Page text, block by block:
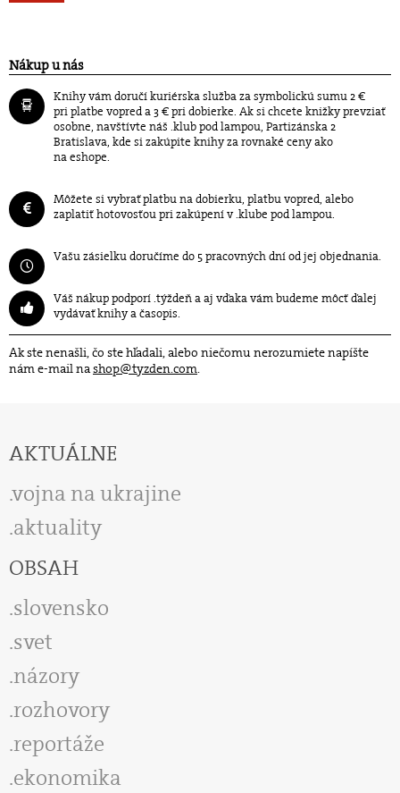
Nákup u nás
Knihy vám doručí kuriérska služba za symbolickú sumu 2 €
pri platbe vopred a 3 € pri dobierke. Ak si chcete knižky prevziať
osobne, navštívte náš .klub pod lampou, Partizánska 2
Bratislava, kde si zakúpite knihy za rovnaké ceny ako
na eshope.
Môžete si vybrať platbu na dobierku, platbu vopred, alebo
zaplatiť hotovosťou pri zakúpení v .klube pod lampou.
Vašu zásielku doručíme do 5 pracovných dní od jej objednania.
Váš nákup podporí .týždeň a aj vďaka vám budeme môcť ďalej
vydávať knihy a časopis.
Ak ste nenašli, čo ste hľadali, alebo niečomu nerozumiete napíšte
nám e-mail nashop@tyzden.com.
AKTUÁLNE
vojna na ukrajine
aktuality
OBSAH
slovensko
svet
názory
rozhovory
reportáže
ekonomika